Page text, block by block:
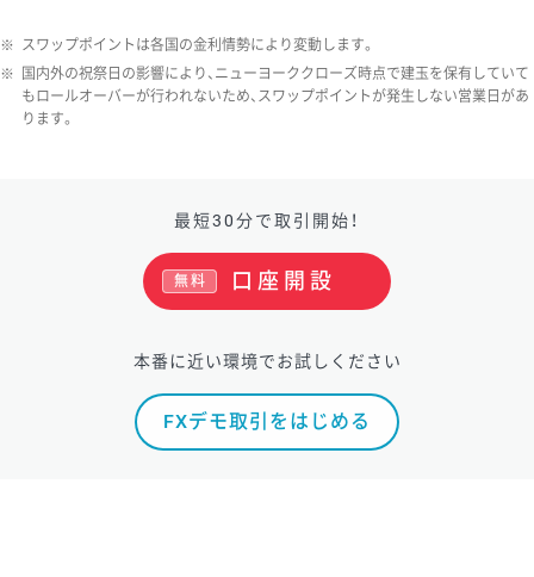
※ スワップポイントは各国の金利情勢により変動します。
※
国内外の祝祭日の影響により、ニューヨーククローズ時点で建玉を保有していて
もロールオーバーが行われないため、スワップポイントが発生しない営業日があ
ります。
最短30分で取引開始！
口座開設
無料
本番に近い環境でお試しください
FXデモ取引をはじめる